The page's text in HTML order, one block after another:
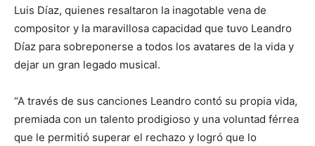
Luis Díaz, quienes resaltaron la inagotable vena de
compositor y la maravillosa capacidad que tuvo Leandro
Díaz para sobreponerse a todos los avatares de la vida y
dejar un gran legado musical.
“A través de sus canciones Leandro contó su propia vida,
premiada con un talento prodigioso y una voluntad férrea
que le permitió superar el rechazo y logró que lo